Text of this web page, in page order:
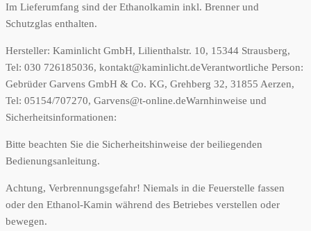
Im Lieferumfang sind der Ethanolkamin inkl. Brenner und
Schutzglas enthalten.
Hersteller: Kaminlicht GmbH, Lilienthalstr. 10, 15344 Strausberg,
Tel: 030 726185036, kontakt@kaminlicht.deVerantwortliche Person:
Gebrüder Garvens GmbH & Co. KG, Grehberg 32, 31855 Aerzen,
Tel: 05154/707270, Garvens@t-online.deWarnhinweise und
Sicherheitsinformationen:
Bitte beachten Sie die Sicherheitshinweise der beiliegenden
Bedienungsanleitung.
Achtung, Verbrennungsgefahr! Niemals in die Feuerstelle fassen
oder den Ethanol-Kamin während des Betriebes verstellen oder
bewegen.